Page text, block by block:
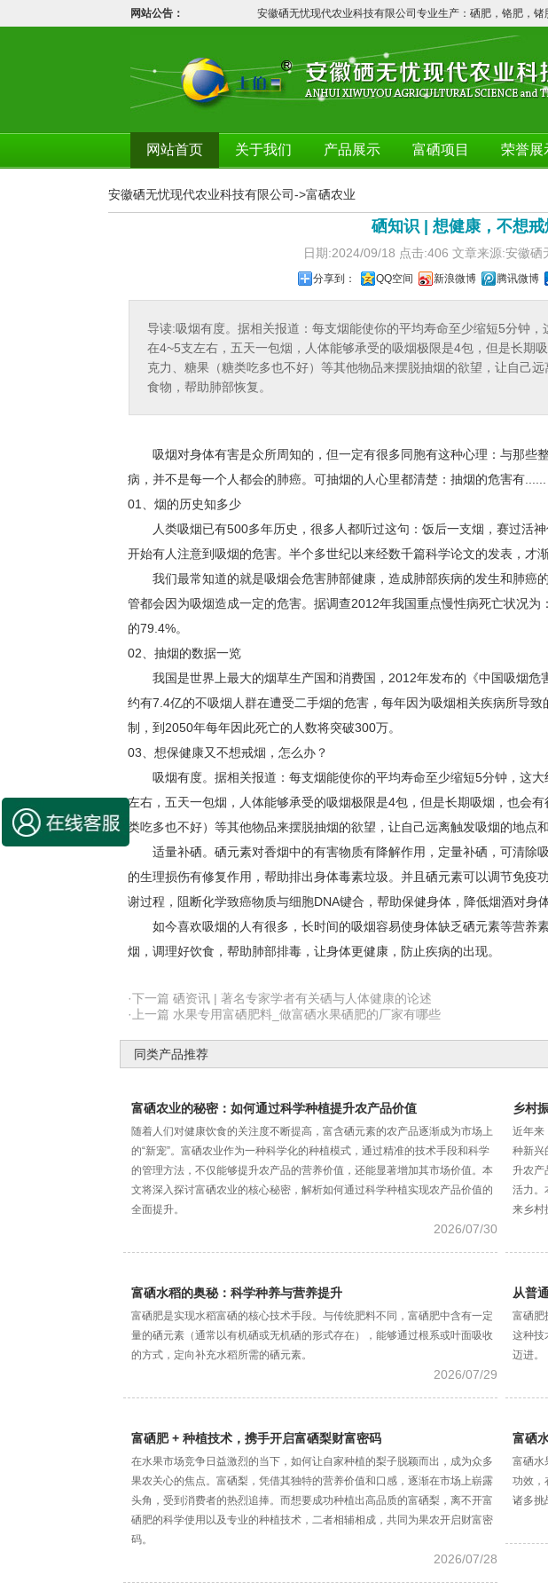
网站公告： 安徽硒无忧现代农业科技有限公司专业生产：硒肥，铬肥，锗
网站首页 关于我们 产品展示 富硒项目 荣誉展
安徽硒无忧现代农业科技有限公司->富硒农业
硒知识 | 想健康，不想
日期:2024/09/18 点击:406 文章来源:安徽硒
分享到： QQ空间 新浪微博 腾讯微博
导读:吸烟有度。据相关报道：每支烟能使你的平均寿命至少缩短5分钟
在4~5支左右，五天一包烟，人体能够承受的吸烟极限是4包，但是长期
克力、糖果（糖类吃多也不好）等其他物品来摆脱抽烟的欲望，让自己
食物，帮助肺部恢复。
吸烟对身体有害是众所周知的，但一定有很多同胞有这种心理：与那些
病，并不是每一个人都会的肺癌。可抽烟的人心里都清楚：抽烟的危害有......
01、 烟的历史知多少
人类吸烟已有500多年历史，很多人都听过这句：饭后一支烟，赛过活
开始有人注意到吸烟的危害。半个多世纪以来经数千篇科学论文的发表，才
我们最常知道的就是吸烟会危害肺部健康，造成肺部疾病的发生和肺癌
管都会因为吸烟造成一定的危害。据调查2012年我国重点慢性病死亡状况
的79.4%。
02、 抽烟的数据一览
我国是世界上最大的烟草生产国和消费国，2012年发布的《中国吸烟危
约有7.4亿的不吸烟人群在遭受二手烟的危害，每年因为吸烟相关疾病所导
制，到2050年每年因此死亡的人数将突破300万。
03、 想保健康又不想戒烟，怎么办？
吸烟有度。据相关报道：每支烟能使你的平均寿命至少缩短5分钟，这大
左右，五天一包烟，人体能够承受的吸烟极限是4包，但是长期吸烟，也会
类吃多也不好）等其他物品来摆脱抽烟的欲望，让自己远离触发吸烟的地点
适量补硒。硒元素对香烟中的有害物质有降解作用，定量补硒，可清除
的生理损伤有修复作用，帮助排出身体毒素垃圾。并且硒元素可以调节免疫
谢过程，阻断化学致癌物质与细胞DNA键合，帮助保健身体，降低烟酒对身体
如今喜欢吸烟的人有很多，长时间的吸烟容易使身体缺乏硒元素等营养
烟，调理好饮食，帮助肺部排毒，让身体更健康，防止疾病的出现。
·下一篇 硒资讯 | 著名专家学者有关硒与人体健康的论述
·上一篇 水果专用富硒肥料_做富硒水果硒肥的厂家有哪些
同类产品推荐
富硒农业的秘密：如何通过科学种植提升农产品价值
随着人们对健康饮食的关注度不断提高，富含硒元素的农产品逐渐成为市场上
的“新宠”。富硒农业作为一种科学化的种植模式，通过精准的技术手段和科学
的管理方法，不仅能够提升农产品的营养价值，还能显著增加其市场价值。本
文将深入探讨富硒农业的核心秘密，解析如何通过科学种植实现农产品价值的
全面提升。
2026/07/30
乡村
近年来
种新兴
升农产
活力。
来乡村
富硒水稻的奥秘：科学种养与营养提升
富硒肥是实现水稻富硒的核心技术手段。与传统肥料不同，富硒肥中含有一定
量的硒元素（通常以有机硒或无机硒的形式存在），能够通过根系或叶面吸收
的方式，定向补充水稻所需的硒元素。
2026/07/29
从普
富硒肥
这种技
迈进。
富硒肥 + 种植技术，携手开启富硒梨财富密码
在水果市场竞争日益激烈的当下，如何让自家种植的梨子脱颖而出，成为众多
果农关心的焦点。富硒梨，凭借其独特的营养价值和口感，逐渐在市场上崭露
头角，受到消费者的热烈追捧。而想要成功种植出高品质的富硒梨，离不开富
硒肥的科学使用以及专业的种植技术，二者相辅相成，共同为果农开启财富密
码。
2026/07/28
富硒
富硒水
功效，
诸多挑